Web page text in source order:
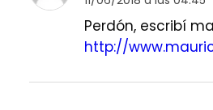
Perdón, escribí
http://